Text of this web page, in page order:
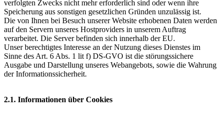
verfolgten Zwecks nicht mehr erforderlich sind oder wenn ihre
Speicherung aus sonstigen gesetzlichen Gründen unzulässig ist.
Die von Ihnen bei Besuch unserer Website erhobenen Daten werden
auf den Servern unseres Hostproviders in unserem Auftrag
verarbeitet. Die Server befinden sich innerhalb der EU.
Unser berechtigtes Interesse an der Nutzung dieses Dienstes im
Sinne des Art. 6 Abs. 1 lit f) DS-GVO ist die störungssichere
Ausgabe und Darstellung unseres Webangebots, sowie die Wahrung
der Informationssicherheit.
2.1. Informationen über Cookies